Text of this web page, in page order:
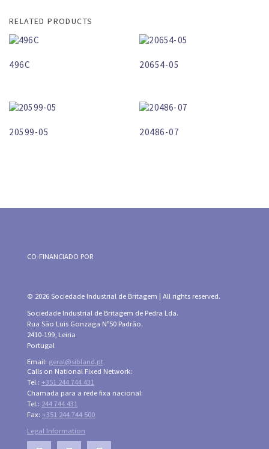
RELATED PRODUCTS
496C 20654-05
20599-05 20486-07
CO-FINANCIADO POR
© 2026 Sociedade Industrial de Britagem | All rights reserved.
Sociedade Industrial de Britagem de Pedra Lda.
Rua São Luis Gonzaga Nº50 Padrão.
2410-199, Leiria
Portugal
Email: geral@sibland.pt
Calls on National Fixed Network:
Tel.: +351 244 744 431
Chamada para a rede fixa nacional:
Tel.: 244 744 431
Fax: +351 244 744 500
Legal Information